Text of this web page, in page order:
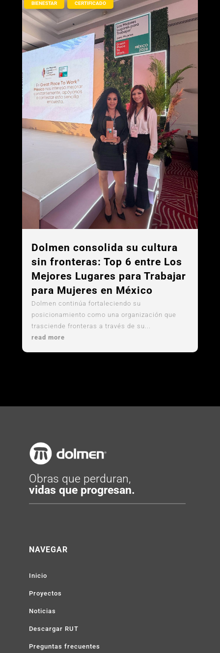
Dolmen consolida su cultura
sin fronteras: Top 6 entre Los
Mejores Lugares para Trabajar
para Mujeres en México
BIENESTAR CERTIFICADO
Dolmen continúa fortaleciendo su
posicionamiento como una organización que
trasciende fronteras a través de su...
read more
Obras que perduran,
vidas que progresan.
NAVEGAR
Inicio
Proyectos
Noticias
Descargar RUT
Preguntas frecuentes